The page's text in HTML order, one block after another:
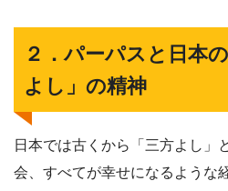
２．パーパスと日本
よし」の精神
日本では古くから「三方よし」
会、すべてが幸せになるような